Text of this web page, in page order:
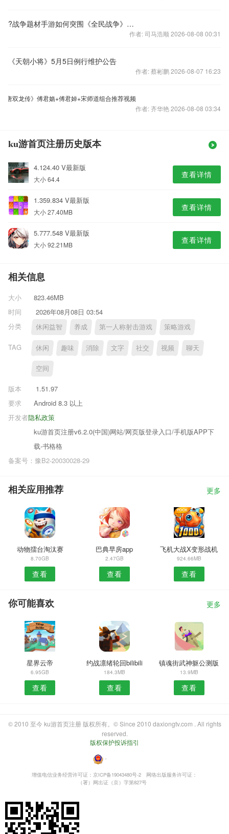
?战争题材手游如何突围《全民战争》深度评测
作者: 司马浩顺 2026-08-08 00:31
《天朝小将》5月5日例行维护公告
作者: 蔡彬鹏 2026-08-07 16:23
唐双龙传》傅君嫱+傅君婥+宋师道组合推荐视频
作者: 齐华艳 2026-08-08 03:34
ku游首页注册历史版本
4.124.40 V最新版
大小 64.4 查看详情
1.359.834 V最新版
大小 27.40MB 查看详情
5.777.548 V最新版
大小 92.21MB 查看详情
相关信息
大小
823.46MB
时间
2026年08月08日 03:54
分类
休闲益智 养成 第一人称射击游戏 策略游戏
TAG 休闲 趣味 消除 文字 社交 视频 聊天
空间
版本
1.51.97
要求
Android 8.3 以上
隐私政策
开发者
ku游首页注册v6.2.0(中国)网站/网页版登录入口/手机版APP下
载-书格格
备案号：豫B2-20030028-29
相关应用推荐 更多
动物擂台淘汰赛
8.70GB
查看
巴典早房app
2.47GB
查看
飞机大战X变形战机
924.66MB
查看
你可能喜欢 更多
星界云帝
6.95GB
查看
约战凛绪轮回bilibili
184.3MB
查看
镇魂街武神躯公测版
13.9MB
查看
© 2010 至今 ku游首页注册 版权所有。© Since 2010 daxiongtv.com . All rights
reserved.
版权保护投诉指引
・
增值电信业务经营许可证：京ICP备19043480号-2
网络出版服务许可证：
（署）网出证（京）字第827号